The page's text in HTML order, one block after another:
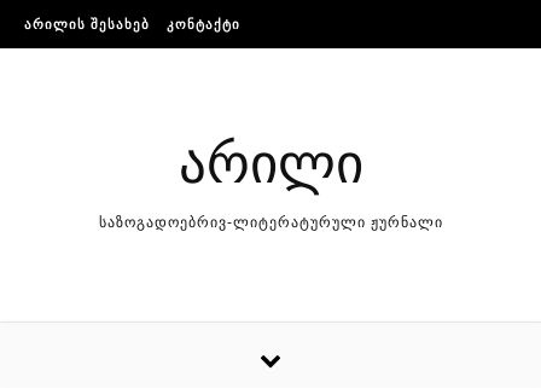
Skip to content
ᲐᲠᲘᲚᲘᲡ ᲨᲔᲡᲐᲮᲔᲑ ᲙᲝᲜᲢᲐᲥᲢᲘ
არილი
საზოგადოებრივ-ლიტერატურული ჟურნალი